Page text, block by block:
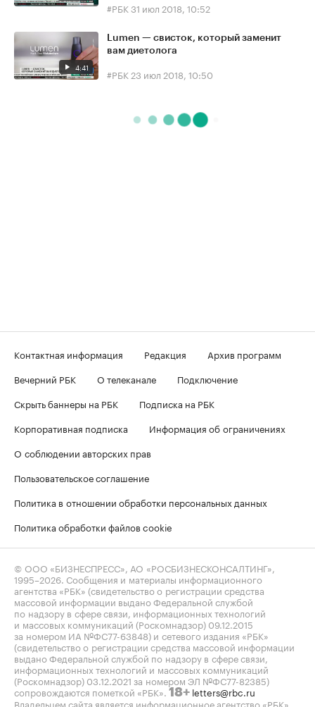
#РБК31 июл 2018, 10:52
4:41
Lumen — свисток, который заменит
вам диетолога
#РБК 23 июл 2018, 10:50
Контактная информация Редакция
Архив программ
Вечерний РБК
О телеканале
Подключение
Скрыть баннеры на РБК
Подписка на РБК
Корпоративная подписка
Информация об ограничениях
О соблюдении авторских прав
Пользовательское соглашение
Политика в отношении обработки персональных данных
Политика обработки файлов cookie
© ООО «БИЗНЕСПРЕСС», АО «РОСБИЗНЕСКОНСАЛТИНГ»,
1995–2026. Сообщения и материалы информационного
агентства «РБК» (свидетельство о регистрации средства
массовой информации выдано Федеральной службой
по надзору в сфере связи, информационных технологий
и массовых коммуникаций (Роскомнадзор) 09.12.2015
за номером ИА №ФС77-63848) и сетевого издания «РБК»
(свидетельство о регистрации средства массовой информации
выдано Федеральной службой по надзору в сфере связи,
информационных технологий и массовых коммуникаций
(Роскомнадзор) 03.12.2021 за номером ЭЛ №ФС77-82385)
сопровождаются пометкой «РБК». 18+ letters@rbc.ru
Владельцем сайта является информационное агентство «РБК».